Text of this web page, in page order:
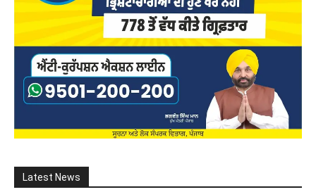
Latest News